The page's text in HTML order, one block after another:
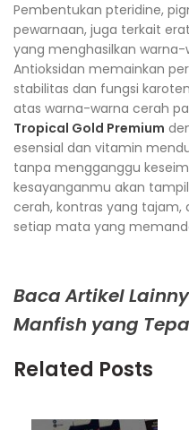
Pembentukan pteridine,
pewarnaan, juga terkait
yang menghasilkan
Antioksidan memainkan
stabilitas dan fungsi
atas warna-warna cerah
Tropical Gold Premium
esensial dan vitamin
tanpa mengganggu
kesayanganmu akan
cerah, kontras yang
setiap mata yang
Baca Artikel
Manfish yang
Related Posts